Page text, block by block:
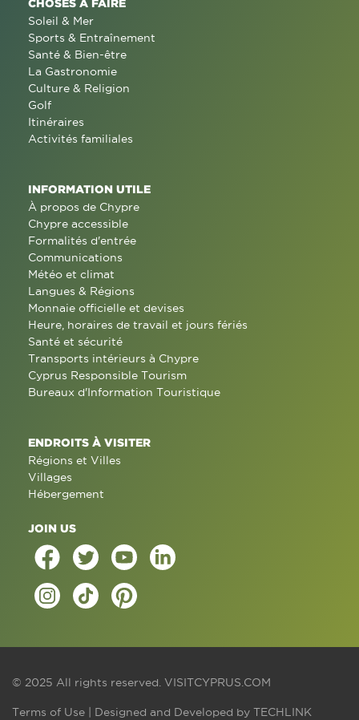
CHOSES À FAIRE
Soleil & Mer
Sports & Entraînement
Santé & Bien-être
La Gastronomie
Culture & Religion
Golf
Itinéraires
Activités familiales
INFORMATION UTILE
À propos de Chypre
Chypre accessible
Formalités d'entrée
Communications
Météo et climat
Langues & Régions
Monnaie officielle et devises
Heure, horaires de travail et jours fériés
Santé et sécurité
Transports intérieurs à Chypre
Cyprus Responsible Tourism
Bureaux d'Information Touristique
ENDROITS À VISITER
Régions et Villes
Villages
Hébergement
JOIN US
© 2025 All rights reserved. VISITCYPRUS.COM
Terms of Use | Designed and Developed by TECHLINK